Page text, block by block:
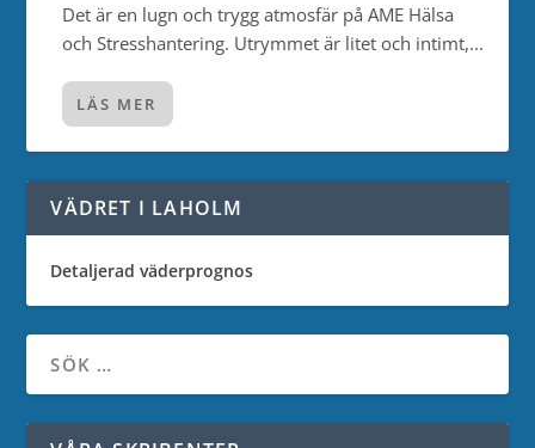
Det är en lugn och trygg atmosfär på AME Hälsa
och Stresshantering. Utrymmet är litet och intimt,...
LÄS MER
VÄDRET I LAHOLM
Detaljerad väderprognos